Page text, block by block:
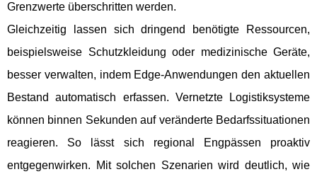
Grenzwerte überschritten werden.
Gleichzeitig lassen sich dringend benötigte Ressourcen,
beispielsweise Schutzkleidung oder medizinische Geräte,
besser verwalten, indem Edge-Anwendungen den aktuellen
Bestand automatisch erfassen. Vernetzte Logistiksysteme
können binnen Sekunden auf veränderte Bedarfssituationen
reagieren. So lässt sich regional Engpässen proaktiv
entgegenwirken. Mit solchen Szenarien wird deutlich, wie